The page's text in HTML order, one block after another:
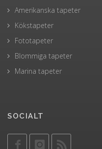
Amerikanska tapeter
Kökstapeter
Fototapeter
Blommiga tapeter
Marina tapeter
SOCIALT